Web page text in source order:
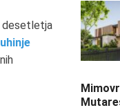
desetletja